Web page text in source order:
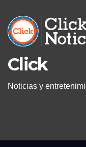
Click
Noticias y